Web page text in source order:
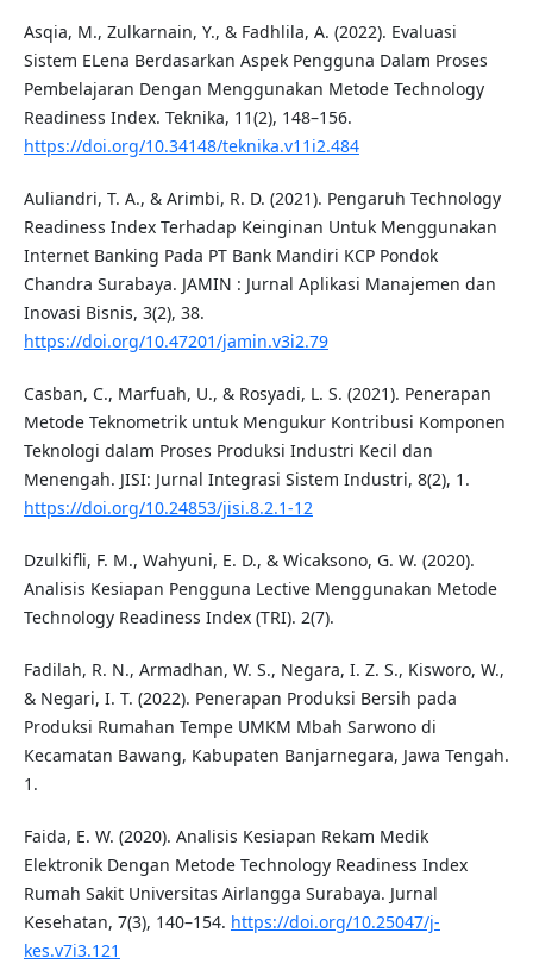
Asqia, M., Zulkarnain, Y., & Fadhlila, A. (2022). Evaluasi
Sistem ELena Berdasarkan Aspek Pengguna Dalam Proses
Pembelajaran Dengan Menggunakan Metode Technology
Readiness Index. Teknika, 11(2), 148–156.
https://doi.org/10.34148/teknika.v11i2.484
Auliandri, T. A., & Arimbi, R. D. (2021). Pengaruh Technology
Readiness Index Terhadap Keinginan Untuk Menggunakan
Internet Banking Pada PT Bank Mandiri KCP Pondok
Chandra Surabaya. JAMIN : Jurnal Aplikasi Manajemen dan
Inovasi Bisnis, 3(2), 38.
https://doi.org/10.47201/jamin.v3i2.79
Casban, C., Marfuah, U., & Rosyadi, L. S. (2021). Penerapan
Metode Teknometrik untuk Mengukur Kontribusi Komponen
Teknologi dalam Proses Produksi Industri Kecil dan
Menengah. JISI: Jurnal Integrasi Sistem Industri, 8(2), 1.
https://doi.org/10.24853/jisi.8.2.1-12
Dzulkifli, F. M., Wahyuni, E. D., & Wicaksono, G. W. (2020).
Analisis Kesiapan Pengguna Lective Menggunakan Metode
Technology Readiness Index (TRI). 2(7).
Fadilah, R. N., Armadhan, W. S., Negara, I. Z. S., Kisworo, W.,
& Negari, I. T. (2022). Penerapan Produksi Bersih pada
Produksi Rumahan Tempe UMKM Mbah Sarwono di
Kecamatan Bawang, Kabupaten Banjarnegara, Jawa Tengah.
1.
Faida, E. W. (2020). Analisis Kesiapan Rekam Medik
Elektronik Dengan Metode Technology Readiness Index
Rumah Sakit Universitas Airlangga Surabaya. Jurnal
Kesehatan, 7(3), 140–154. https://doi.org/10.25047/j-
kes.v7i3.121